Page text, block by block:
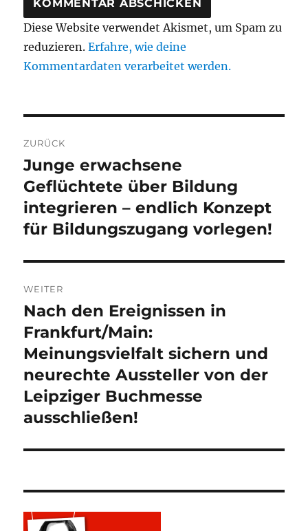
Diese Website verwendet Akismet, um Spam zu
reduzieren.Erfahre, wie deine
Kommentardaten verarbeitet werden.
ZURÜCK
Vorheriger
Beitrag:
Junge erwachsene
Geflüchtete über Bildung
integrieren – endlich Konzept
für Bildungszugang vorlegen!
WEITER
Nächster
Beitrag:
Nach den Ereignissen in
Frankfurt/Main:
Meinungsvielfalt sichern und
neurechte Aussteller von der
Leipziger Buchmesse
ausschließen!